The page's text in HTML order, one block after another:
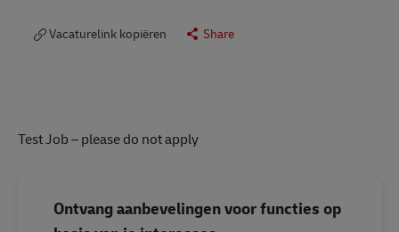
Vacaturelink kopiëren Share
Test Job – please do not apply
Ontvang aanbevelingen voor functies op